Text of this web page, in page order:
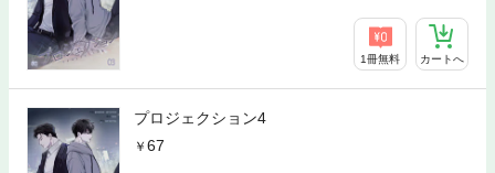
1冊無料 カートへ
プロジェクション4
67